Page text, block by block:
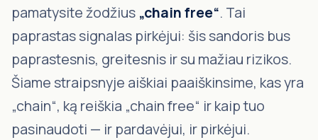
pamatysite žodžius „chain free“. Tai
paprastas signalas pirkėjui: šis sandoris bus
paprastesnis, greitesnis ir su mažiau rizikos.
Šiame straipsnyje aiškiai paaiškinsime, kas yra
„chain“, ką reiškia „chain free“ ir kaip tuo
pasinaudoti — ir pardavėjui, ir pirkėjui.